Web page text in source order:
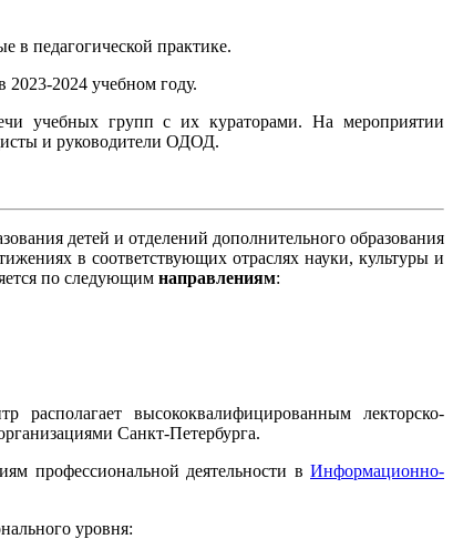
педагогической практике.
2024 учебном году.
учебных групп с их кураторами. На мероприятии
и руководители ОДОД.
детей и отделений дополнительного образования
в соответствующих отраслях науки, культуры и
по следующим направлениям:
высококвалифицированным лекторско-
Санкт-Петербурга.
профессиональной деятельности в Информационно-
уровня: